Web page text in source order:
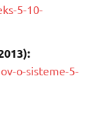
5-10-
o-sisteme-5-